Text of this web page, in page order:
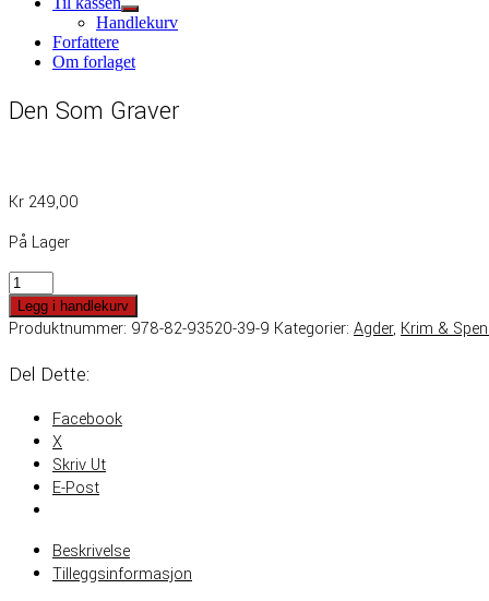
menu
Show
sub
Handlekurv
Forfattere
Om forlaget
Den Som Graver
Kr 249,00
På Lager
Den
Som
Graver
Legg i handlekurv
Produktnummer: 978-82-93520-39-9 Kategorier: Agder, Krim &
Del Dette:
Facebook
X
Skriv Ut
E-Post
Beskrivelse
Tilleggsinformasjon